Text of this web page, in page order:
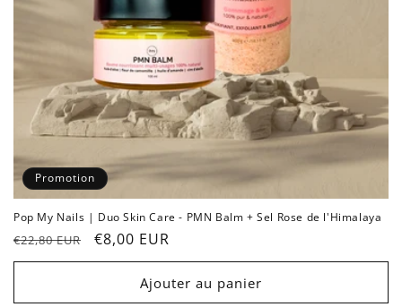
Promotion
Pop My Nails | Duo Skin Care - PMN Balm + Sel Rose de l'Himalaya
Prix
habituel
€22,80 EUR
Prix
promotionnel
€8,00 EUR
Ajouter au panier